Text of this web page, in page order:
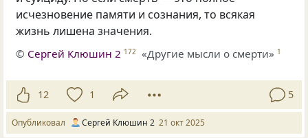
исчезновение памяти и сознания, то всякая
жизнь лишена значения.
© Сергей Клюшин 2 172 «Другие мысли о смерти» 1
12 1 5
Опубликовал Сергей Клюшин 2 21 окт 2025